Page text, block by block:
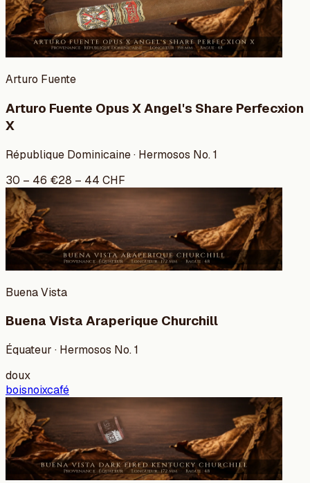
Arturo Fuente
Arturo Fuente Opus X Angel's Share Perfecxion
X
République Dominicaine · Hermosos No. 1
30 – 46 €28 – 44 CHF
Buena Vista
Buena Vista Araperique Churchill
Équateur · Hermosos No. 1
doux
boisnoixcafé